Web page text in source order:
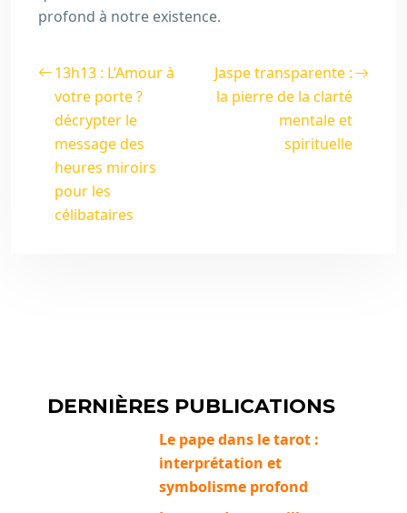
profond à notre existence.
13h13 : L’Amour à
votre porte ?
décrypter le
message des
heures miroirs
pour les
célibataires
Jaspe transparente :
la pierre de la clarté
mentale et
spirituelle
DERNIÈRES PUBLICATIONS
Le pape dans le tarot :
interprétation et
symbolisme profond